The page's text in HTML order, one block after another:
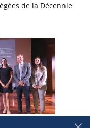
de la Décennie